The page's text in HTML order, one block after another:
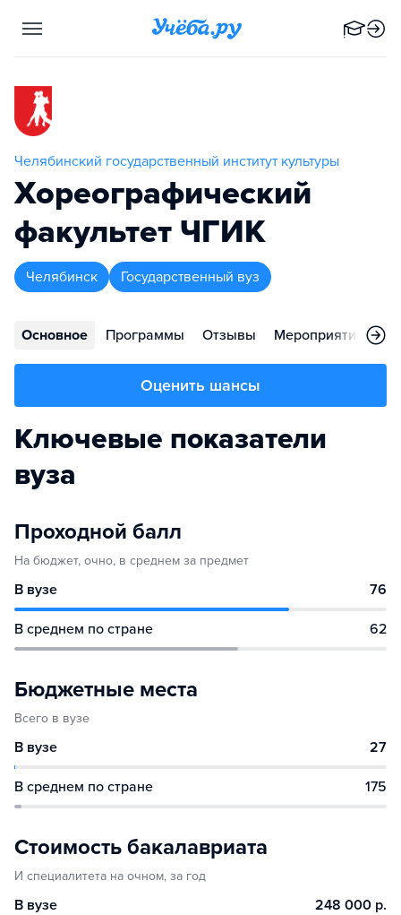
Челябинский государственный институт культуры
Хореографический
факультет ЧГИК
Челябинск Государственный вуз
Основное Программы Отзывы Мероприятия
Оценить шансы
Ключевые показатели
вуза
Проходной балл
На бюджет, очно, в среднем за предмет
В вузе 76
В среднем по стране 62
Бюджетные места
Всего в вузе
В вузе 27
В среднем по стране 175
Стоимость бакалавриата
И специалитета на очном, за год
В вузе 248 000 р.